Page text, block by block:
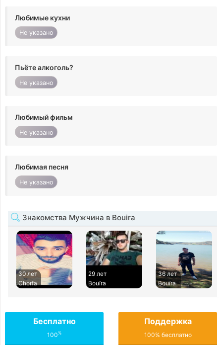
Любимые кухни
Не указано
Пьёте алкоголь?
Не указано
Любимый фильм
Не указано
Любимая песня
Не указано
Знакомства Мужчина в Bouira
30 лет
Chorfa
29 лет
Bouïra
36 лет
Bouïra
Бесплатно
100%
Поддержка
100% бесплатно